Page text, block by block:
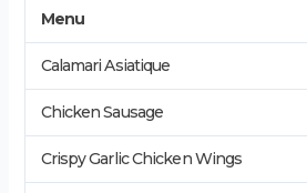
Menu
Calamari Asiatique
Chicken Sausage
Crispy Garlic Chicken Wings